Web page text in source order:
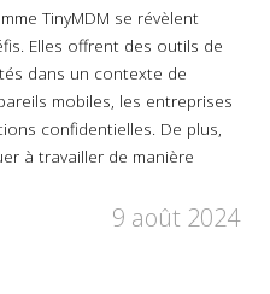
TinyMDM se révèlent
Elles offrent des outils de
dans un contexte de
mobiles, les entreprises
confidentielles. De plus,
à travailler de manière
9 août 2024